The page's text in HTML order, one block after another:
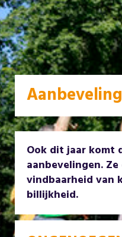
Ook dit jaar komt
aanbevelingen.
vindbaarheid van
billijkheid.